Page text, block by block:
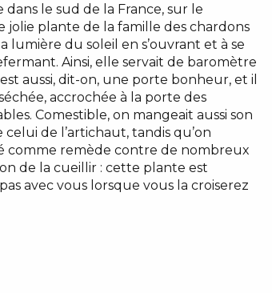
le sud de la France, sur le
plante de la famille des chardons
du soleil en s’ouvrant et à se
Ainsi, elle servait de baromètre
aussi, dit-on, une porte bonheur, et il
accrochée à la porte des
Comestible, on mangeait aussi son
de l’artichaut, tandis qu’on
comme remède contre de nombreux
de la cueillir : cette plante est
avec vous lorsque vous la croiserez